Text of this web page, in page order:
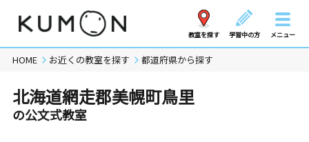
教室を探す 学習中の方 メニュー
HOME お近くの教室を探す 都道府県から探す
北海道網走郡美幌町鳥里
の公文式教室